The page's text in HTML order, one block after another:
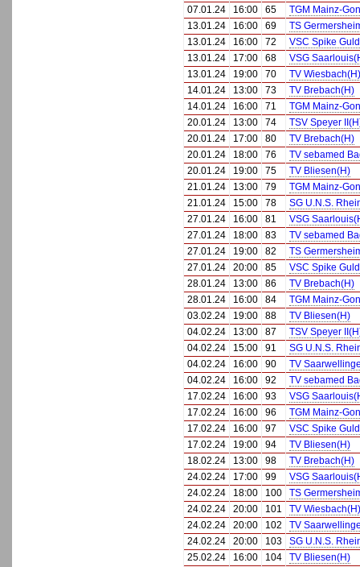
07.01.24
16:00 65
TGM Mainz-
13.01.24
16:00 69
TS
13.01.24
16:00 72
VSC Spike
13.01.24
17:00 68
VSG
13.01.24
19:00 70
TV Wiesbach(H)
14.01.24
13:00 73
TV Brebach(H)
14.01.24
16:00 71
TGM Mainz-
20.01.24
13:00 74
TSV Speyer
20.01.24
17:00 80
TV Brebach(H)
20.01.24
18:00 76
TV sebamed
20.01.24
19:00 75
TV Bliesen(H)
21.01.24
13:00 79
TGM Mainz-
21.01.24
15:00 78
SG U.N.S.
27.01.24
16:00 81
VSG
27.01.24
18:00 83
TV sebamed
27.01.24
19:00 82
TS
27.01.24
20:00 85
VSC Spike
28.01.24
13:00 86
TV Brebach(H)
28.01.24
16:00 84
TGM Mainz-
03.02.24
19:00 88
TV Bliesen(H)
04.02.24
13:00 87
TSV Speyer
04.02.24
15:00 91
SG U.N.S.
04.02.24
16:00 90
TV
04.02.24
16:00 92
TV sebamed
17.02.24
16:00 93
VSG
17.02.24
16:00 96
TGM Mainz-
17.02.24
16:00 97
VSC Spike
17.02.24
19:00 94
TV Bliesen(H)
18.02.24
13:00 98
TV Brebach(H)
24.02.24
17:00 99
VSG
24.02.24
18:00 100
TS
24.02.24
20:00 101
TV Wiesbach(H)
24.02.24
20:00 102
TV
24.02.24
20:00 103
SG U.N.S.
25.02.24
16:00 104
TV Bliesen(H)